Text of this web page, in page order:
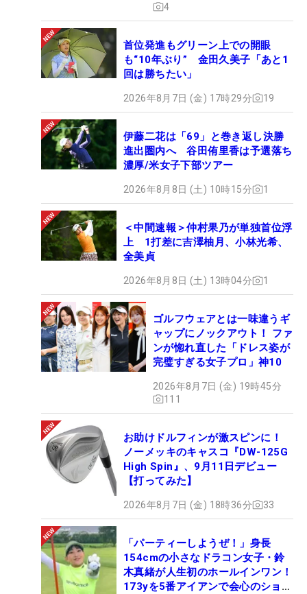
4
首位発進もグリーン上での開眼
も“10年ぶり” 金田久美子「あと1
回は勝ちたい」
2026年8月7日 (金) 17時29分 19
伊藤二花は「69」と巻き返し決勝
進出圏内へ 谷田侑里香は予選落ち
濃厚/米女子下部ツアー
2026年8月8日 (土) 10時15分 1
＜中間速報＞仲村果乃が単独首位浮
上 1打差に吉澤柚月、小林光希、
全美貞
2026年8月8日 (土) 13時04分 1
ゴルフウェアとは一味違うギ
ャップにノックアウト！ ファ
ンが惚れ直した「ドレス姿が
完璧すぎる女子プロ」神10
2026年8月7日 (金) 19時45分
111
お助けドルフィンが激スピンに！
ノーメッキのキャスコ『DW-125G
High Spin』、9月11日デビュー
【打ってみた】
2026年8月7日 (金) 18時36分 33
「パーティーしようぜ！」身長
154cmの小さなドラコン女子・鈴
木真緒が人生初のホールインワン！
173yを5番アイアンで会心のショッ